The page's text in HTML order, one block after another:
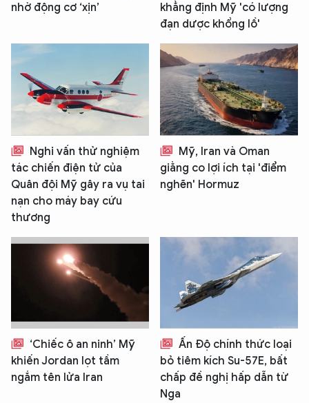
nhờ động cơ ‘xịn’
khẳng định Mỹ 'có lượng
đạn dược khổng lồ'
Nghi vấn thử nghiệm
tác chiến điện tử của
Quân đội Mỹ gây ra vụ tai
nạn cho máy bay cứu
thương
Mỹ, Iran và Oman
giằng co lợi ích tại 'điểm
nghẽn' Hormuz
‘Chiếc ô an ninh’ Mỹ
khiến Jordan lọt tầm
ngắm tên lửa Iran
Ấn Độ chính thức loại
bỏ tiêm kích Su-57E, bất
chấp đề nghị hấp dẫn từ
Nga